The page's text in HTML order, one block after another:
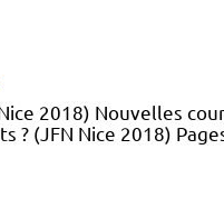
2018) Nouvelles
? (JFN Nice 2018)